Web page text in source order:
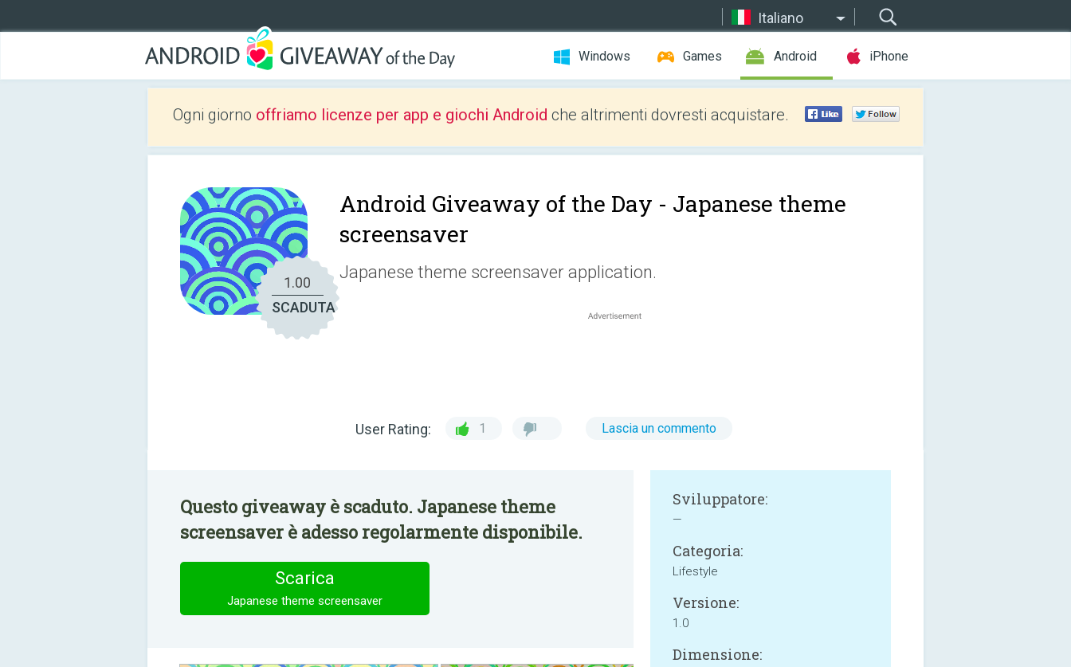
Italiano
Windows Games Android iPhone
Ogni giorno offriamo licenze per app e giochi Android che altrimenti dovresti acquistare.
1.00
SCADUTA
Android Giveaway of the Day - Japanese theme
screensaver
Japanese theme screensaver application.
User Rating: 1 Lascia un commento
Questo giveaway è scaduto. Japanese theme
screensaver è adesso regolarmente disponibile.
Scarica
Japanese theme screensaver
Sviluppatore:
—
Categoria:
Lifestyle
Versione:
1.0
Dimensione: